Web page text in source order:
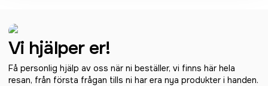
Vi hjälper er!
Få personlig hjälp av oss när ni beställer, vi finns här hela
resan, från första frågan tills ni har era nya produkter i handen.